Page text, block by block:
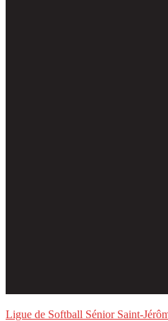
Ligue de Softball Sénior Saint-